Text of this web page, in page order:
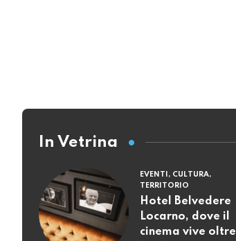
In Vetrina
EVENTI, CULTURA,
TERRITORIO
Hotel Belvedere
Locarno, dove il
cinema vive oltre